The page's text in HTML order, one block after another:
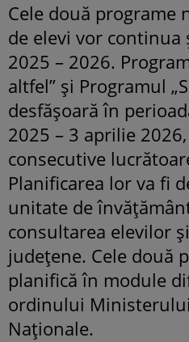
Cele două programe
de elevi vor
2025 – 2026.
altfel” și Programul
desfășoară în
2025 – 3 aprilie
consecutive
Planificarea lor va fi
unitate de
consultarea elevilor
județene. Cele două
planifică în module
ordinului
Naționale.